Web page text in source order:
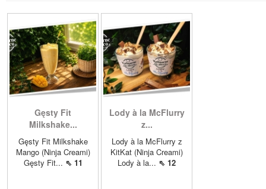
Gęsty Fit
Milkshake...
Gęsty Fit Milkshake
Mango (Ninja Creami)
Gęsty Fit... ⇖ 11
Lody à la McFlurry
z...
Lody à la McFlurry z
KitKat (Ninja Creami)
Lody à la... ⇖ 12